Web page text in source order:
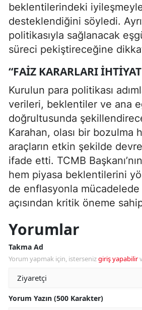
beklentilerindeki
desteklendiğini söyledi.
politikasıyla sağlanacak
süreci pekiştireceğine
“FAIZ KARARLARI
Kurulun para politikası
verileri, beklentiler ve ana
doğrultusunda
Karahan, olası bir bozulma
araçların etkin şekilde
ifade etti. TCMB
hem piyasa beklentilerini
de enflasyonla mücadelede
açısından kritik öneme
Yorumlar
Takma Ad
Yorum yapmak için, istersenizgiriş yapabilir
Yorum Yazın (500 Karakter)